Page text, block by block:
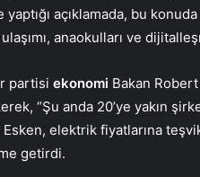
açıklamada, bu
anaokulları ve
partisi ekonomi Bakan Robert
“Şu anda 20’ye yakın
elektrik fiyatlarına teşvik
getirdi.